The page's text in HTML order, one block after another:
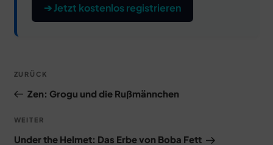
➔ Jetzt kostenlos registrieren
Beitragsnavigation
Vorheriger
Beitrag
ZURÜCK
Zen: Grogu und die Rußmännchen
Nächster
Beitrag
WEITER
Under the Helmet: Das Erbe von Boba Fett